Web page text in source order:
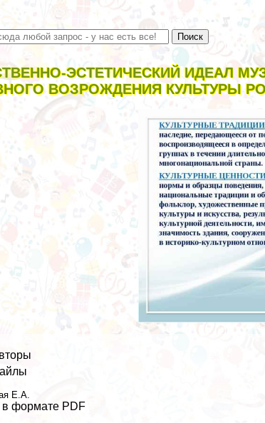
ЭСТЕТИЧЕСКИЙ ИДЕАЛ
ВОЗРОЖДЕНИЯ КУЛЬТУРЫ
Е.А.
в формате PDF